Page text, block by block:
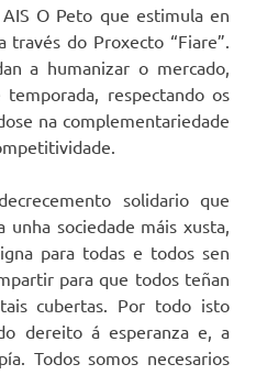
O Peto que estimula en
través do Proxecto “Fiare”.
a humanizar o mercado,
respectando os
na complementariedade
solidario que
unha sociedade máis xusta,
para todas e todos sen
para que todos teñan
cubertas. Por todo isto
dereito á esperanza e, a
Todos somos necesarios